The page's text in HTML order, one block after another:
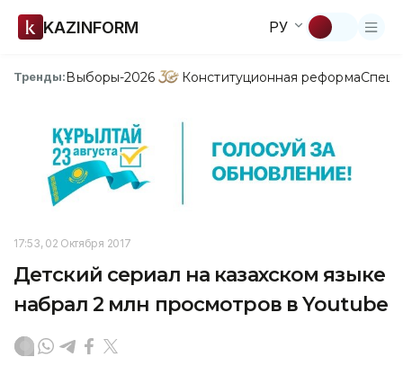
KAZINFORM РУ
Тренды:Выборы-2026 Конституционная реформа
17:53, 02 Октября 2017
Детский сериал на казахском языке
набрал 2 млн просмотров в Youtube